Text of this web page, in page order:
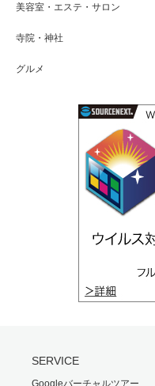
美容室・エステ・サロン
寺院・神社
グルメ
SERVICE
Googleバーチャルツアー